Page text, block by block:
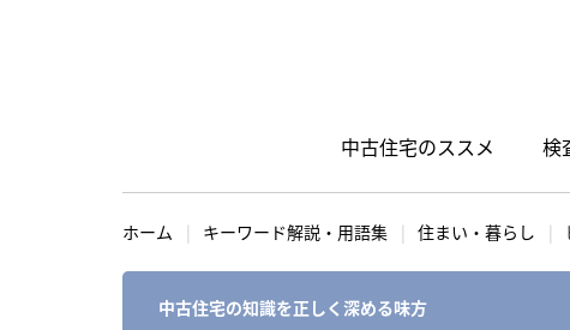
中古住宅のススメ 検
ホーム キーワード解説・用語集 住まい・暮らし
中古住宅の知識を正しく深める味方